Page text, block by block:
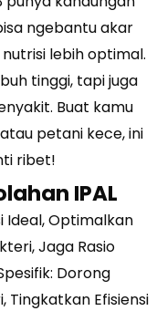
ngebantu akar
lebih optimal.
tinggi, tapi juga
Buat kamu
petani kece, ini
ribet!
IPAL
Ideal, Optimalkan
Jaga Rasio
Dorong
Tingkatkan Efisiensi